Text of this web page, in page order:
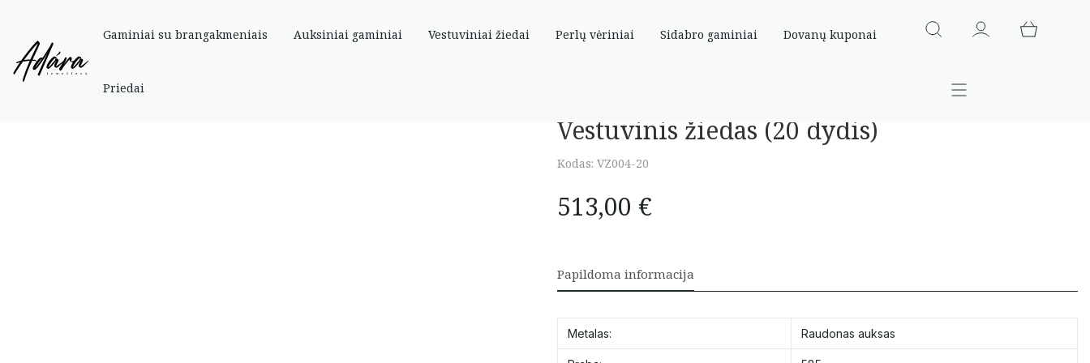
Gaminiai su brangakmeniais Auksiniai gaminiai Vestuviniai žiedai Perlų vėriniai Sidabro gaminiai Dovanų kuponai
Priedai
Pradinis Parduotuve » Vestuviniai žiedai
Vestuvinis žiedas (20 dydis)
Kodas: VZ004-20
513,00 €
Papildoma informacija
Metalas: Raudonas auksas